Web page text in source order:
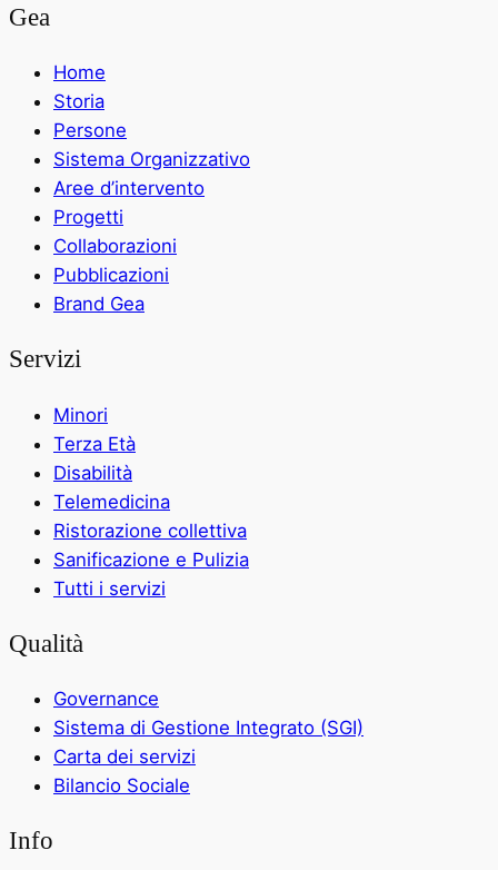
Gea
Home
Storia
Persone
Sistema Organizzativo
Aree d’intervento
Progetti
Collaborazioni
Pubblicazioni
Brand Gea
Servizi
Minori
Terza Età
Disabilità
Telemedicina
Ristorazione collettiva
Sanificazione e Pulizia
Tutti i servizi
Qualità
Governance
Sistema di Gestione Integrato (SGI)
Carta dei servizi
Bilancio Sociale
Info